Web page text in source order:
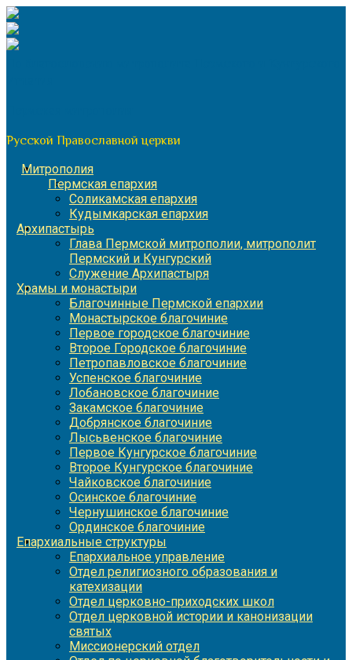
Перейти
к
содержимому
Русской Православной церкви
Митрополия
Пермская епархия
Соликамская епархия
Кудымкарская епархия
Архипастырь
Глава Пермской митрополии, митрополит
Пермский и Кунгурский
Служение Архипастыря
Храмы и монастыри
Благочинные Пермской епархии
Монастырское благочиние
Первое городское благочиние
Второе Городское благочиние
Петропавловское благочиние
Успенское благочиние
Лобановское благочиние
Закамское благочиние
Добрянское благочиние
Лысьвенское благочиние
Первое Кунгурское благочиние
Второе Кунгурское благочиние
Чайковское благочиние
Осинское благочиние
Чернушинское благочиние
Ординское благочиние
Епархиальные структуры
Епархиальное управление
Отдел религиозного образования и
катехизации
Отдел церковно-приходских школ
Отдел церковной истории и канонизации
святых
Миссионерский отдел